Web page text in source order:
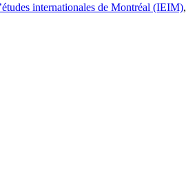
internationales de Montréal (IEIM),